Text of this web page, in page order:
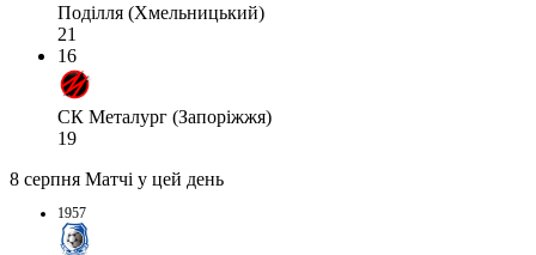
Поділля (Хмельницький)
21
16
СК Металург (Запоріжжя)
19
8 серпня Матчі у цей день
1957